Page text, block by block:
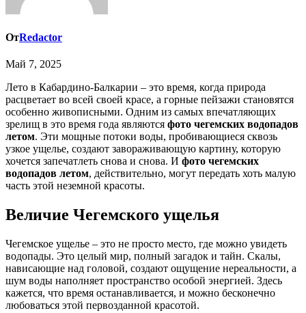
ОтRedactor
Май 7, 2025
Лето в Кабардино-Балкарии – это время, когда природа
расцветает во всей своей красе, а горные пейзажи становятся
особенно живописными. Одним из самых впечатляющих
зрелищ в это время года являются фото чегемских водопадов
летом. Эти мощные потоки воды, пробивающиеся сквозь
узкое ущелье, создают завораживающую картину, которую
хочется запечатлеть снова и снова. И фото чегемских
водопадов летом, действительно, могут передать хоть малую
часть этой неземной красоты.
Величие Чегемского ущелья
Чегемское ущелье – это не просто место, где можно увидеть
водопады. Это целый мир, полный загадок и тайн. Скалы,
нависающие над головой, создают ощущение нереальности, а
шум воды наполняет пространство особой энергией. Здесь
кажется, что время останавливается, и можно бесконечно
любоваться этой первозданной красотой.